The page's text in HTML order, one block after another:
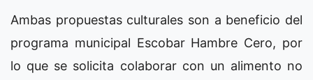
Ambas propuestas culturales son a beneficio del
programa municipal Escobar Hambre Cero, por
lo que se solicita colaborar con un alimento no